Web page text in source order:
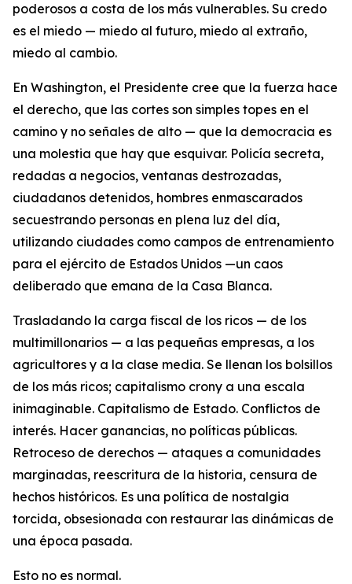
poderosos a costa de los más vulnerables. Su credo
es el miedo — miedo al futuro, miedo al extraño,
miedo al cambio.
En Washington, el Presidente cree que la fuerza hace
el derecho, que las cortes son simples topes en el
camino y no señales de alto — que la democracia es
una molestia que hay que esquivar. Policía secreta,
redadas a negocios, ventanas destrozadas,
ciudadanos detenidos, hombres enmascarados
secuestrando personas en plena luz del día,
utilizando ciudades como campos de entrenamiento
para el ejército de Estados Unidos —un caos
deliberado que emana de la Casa Blanca.
Trasladando la carga fiscal de los ricos — de los
multimillonarios — a las pequeñas empresas, a los
agricultores y a la clase media. Se llenan los bolsillos
de los más ricos; capitalismo crony a una escala
inimaginable. Capitalismo de Estado. Conflictos de
interés. Hacer ganancias, no políticas públicas.
Retroceso de derechos — ataques a comunidades
marginadas, reescritura de la historia, censura de
hechos históricos. Es una política de nostalgia
torcida, obsesionada con restaurar las dinámicas de
una época pasada.
Esto no es normal.